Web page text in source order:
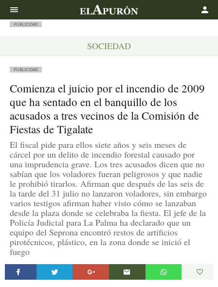
PUBLICIDAD
SOCIEDAD
PUBLICIDAD
Comienza el juicio por el incendio de 2009
que ha sentado en el banquillo de los
acusados a tres vecinos de la Comisión de
Fiestas de Tigalate
El fiscal pide para ellos siete años y seis meses de
cárcel por un delito de incendio forestal causado por
una imprudencia grave. Los tres acusados dicen que no
sabían que los voladores fueran peligrosos y que nadie
le prohibió tirarlos. Afirman que después de las seis de
la tarde del 31 julio no lanzaron voladores, sin embargo
varios testigos afirman haber visto cómo se lanzaban
desde la plaza donde se celebraba la fiesta. El jefe de la
Policía Judicial para La Palma ha declarado que un
equipo del Seprona encontró restos de artificios
pirotécnicos, plástico, en la zona donde se inició el
fuego